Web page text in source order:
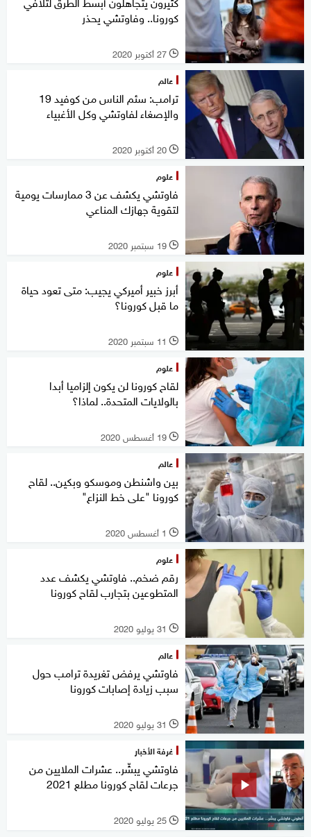
كورونا.. وفاوتشي يحذر
l 27 أكتوبر 2020
عالم
ترامب: سئم الناس من كوفيد 19
والإصغاء لفاوتشي وكل الأغبياء
l 20 أكتوبر 2020
علوم
فاوتشي يكشف عن 3 ممارسات يومية
لتقوية جهازك المناعي
l 19 سبتمبر 2020
علوم
أبرز خبير أميركي يجيب: متى تعود حياة
ما قبل كورونا؟
l 11 سبتمبر 2020
علوم
لقاح كورونا لن يكون إلزاميا أبدا
بالولايات المتحدة.. لماذا؟
l 19 أغسطس 2020
عالم
بين واشنطن وموسكو وبكين.. لقاح
كورونا "على خط النزاع"
l 1 أغسطس 2020
علوم
رقم ضخم.. فاوتشي يكشف عدد
المتطوعين بتجارب لقاح كورونا
l 31 يوليو 2020
عالم
فاوتشي يرفض تغريدة ترامب حول
سبب زيادة إصابات كورونا
l 31 يوليو 2020
غرفة الأخبار
فاوتشي يبشّر.. عشرات الملايين من
جرعات لقاح كورونا مطلع 2021
l 25 يوليو 2020